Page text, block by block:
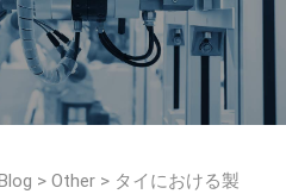
> Other > タイにおける製